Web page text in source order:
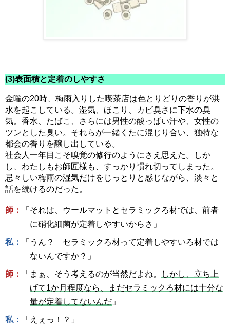
(3)表面積と定着のしやすさ
金曜の20時、梅雨入りした喫茶店は色とりどりの香りが洪
水を起こしている。湿気、ほこり、カビ臭さに下水の臭
気。香水、たばこ、さらには男性の酸っぱい汗や、女性の
ツンとした臭い。それらが一緒くたに混じり合い、独特な
都会の香りを醸し出している。
社会人一年目こそ嗅覚の修行のようにさえ思えた。しか
し、わたしもお師匠様も、すっかり慣れ切ってしまった。
忌々しい梅雨の湿気だけをじっとりと感じながら、淡々と
話を続けるのだった。
師：
「それは、ウールマットとセラミックろ材では、前者
に硝化細菌が定着しやすいからさ」
私：
「うん？ セラミックろ材って定着しやすいろ材では
ないんですか？」
師： 「まぁ、そう考えるのが当然だよね。
しかし、立ち上
げて1か月程度なら、まだセラミックろ材には十分な
量が定着してないんだ 」
私： 「えぇっ！？」